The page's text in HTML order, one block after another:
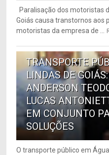
Paralisação dos motoristas
Goiás causa transtornos aos
motoristas da empresa de ...
6
TRANSPORTE
LINDAS DE
ANDERSON
LUCAS
EM CONJUNTO
SOLUÇÕES
O transporte público em